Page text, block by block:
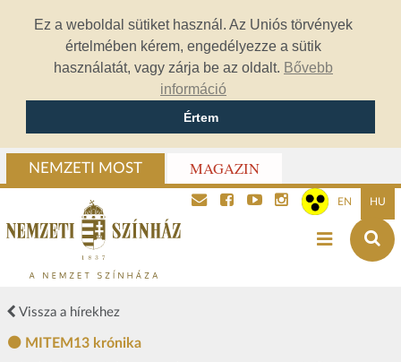
Ez a weboldal sütiket használ. Az Uniós törvények
értelmében kérem, engedélyezze a sütik
használatát, vagy zárja be az oldalt. Bővebb
információ
Értem
NEMZETI MOST MAGAZIN
EN HU
Vissza a hírekhez
MITEM13 krónika